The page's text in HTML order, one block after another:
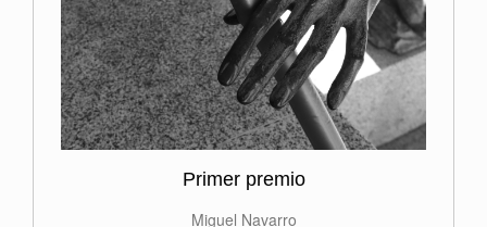
Primer premio
Miguel Navarro